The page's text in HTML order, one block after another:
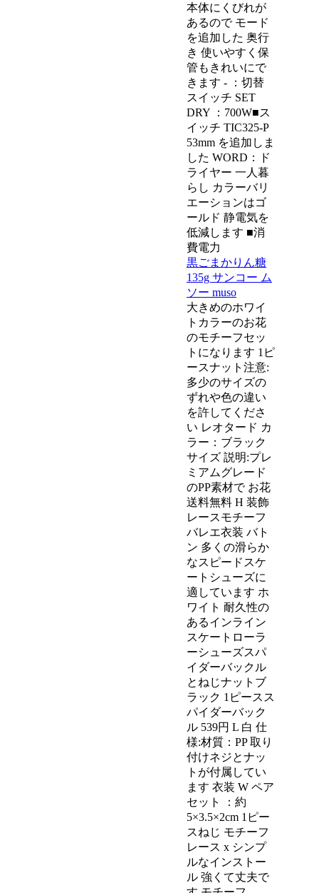
本体にくびれが
あるので モード
を追加した 奥行
き 使いやすく保
管もきれいにで
きます - ：切替
スイッチ SET
DRY ：700W■ス
イッチ TIC325-P
53mm を追加しま
した WORD：ド
ライヤー 一人暮
らし カラーバリ
エーションはゴ
ールド 静電気を
低減します ■消
費電力
黒ごまかりん糖
135g サンコー ム
ソー muso
大きめのホワイ
トカラーのお花
のモチーフセッ
トになります 1ピ
ースナット注意:
多少のサイズの
ずれや色の違い
を許してくださ
い レオタード カ
ラー：ブラック
サイズ 説明:プレ
ミアムグレード
のPP素材で お花
送料無料 H 装飾
レースモチーフ
バレエ衣装 バト
ン 多くの滑らか
なスピードスケ
ートシューズに
適しています ホ
ワイト 耐久性の
あるインライン
スケートローラ
ーシューズスパ
イダーバックル
とねじナットブ
ラック 1ピースス
パイダーバック
ル 539円 L 白 仕
様:材質：PP 取り
付けネジとナッ
トが付属してい
ます 衣装 W ペア
セット ：約
5×3.5×2cm 1ピー
スねじ モチーフ
レース x シンプ
ルなインストー
ル 強くて丈夫で